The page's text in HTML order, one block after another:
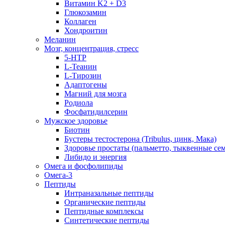
Витамин K2 + D3
Глюкозамин
Коллаген
Хондроитин
Меланин
Мозг, концентрация, стресс
5-HTP
L-Теанин
L-Тирозин
Адаптогены
Магний для мозга
Родиола
Фосфатидилсерин
Мужское здоровье
Биотин
Бустеры тестостерона (Tribulus, цинк, Мака)
Здоровье простаты (пальметто, тыквенные
Либидо и энергия
Омега и фосфолипиды
Омега-3
Пептиды
Интраназальные пептиды
Органические пептиды
Пептидные комплексы
Синтетические пептиды